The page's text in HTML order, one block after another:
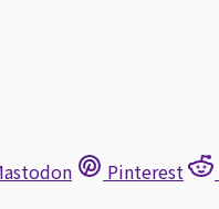
Pinterest